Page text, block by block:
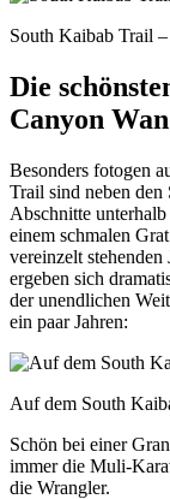
South Kaibab Trail
Die
Canyon
Besonders fotogen
Trail sind neben
Abschnitte
einem schmalen
vereinzelt
ergeben sich
der unendlichen
ein paar Jahren:
Auf dem South
Schön bei einer
immer die Muli-
die Wrangler.